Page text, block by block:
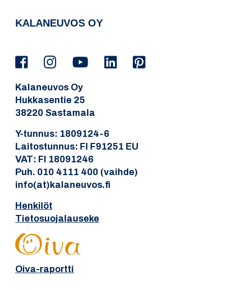
KALANEUVOS OY
Kalaneuvos Oy
Hukkasentie 25
38220 Sastamala
Y-tunnus: 1809124-6
Laitostunnus: FI F91251 EU
VAT: FI 18091246
Puh. 010 4111 400 (vaihde)
info(at)kalaneuvos.fi
Henkilöt
Tietosuojalauseke
Oiva-raportti